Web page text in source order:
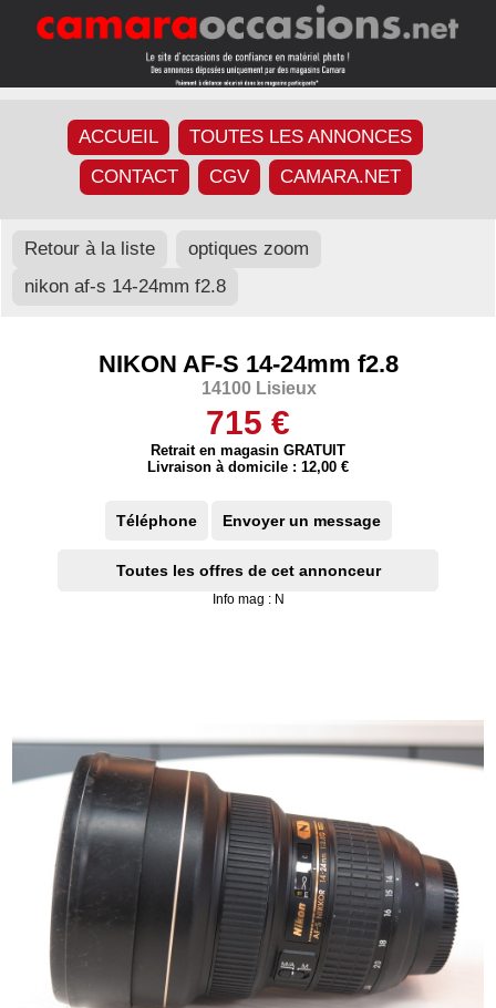
ACCUEIL
TOUTES LES ANNONCES
CONTACT
CGV CAMARA.NET
Retour à la liste
optiques zoom
nikon af-s 14-24mm f2.8
NIKON AF-S 14-24mm f2.8
14100 Lisieux
715 €
Retrait en magasin GRATUIT
Livraison à domicile : 12,00 €
Téléphone Envoyer un message
Toutes les offres de cet annonceur
Info mag : N